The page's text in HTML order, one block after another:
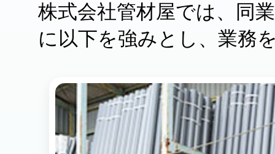
株式会社管材屋では、同
に以下を強みとし、業務